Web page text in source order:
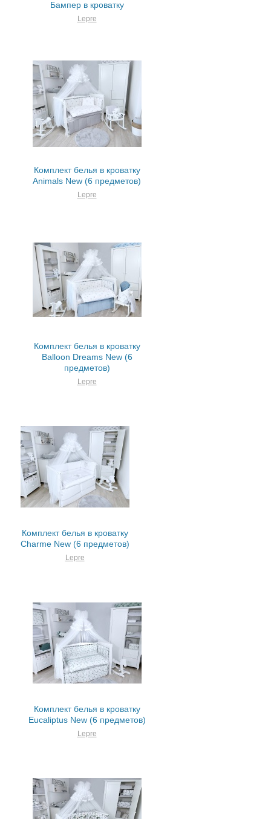
Бампер в кроватку
Lepre
Комплект белья в кроватку
Animals New (6 предметов)
Lepre
Комплект белья в кроватку
Balloon Dreams New (6
предметов)
Lepre
Комплект белья в кроватку
Charme New (6 предметов)
Lepre
Комплект белья в кроватку
Eucaliptus New (6 предметов)
Lepre